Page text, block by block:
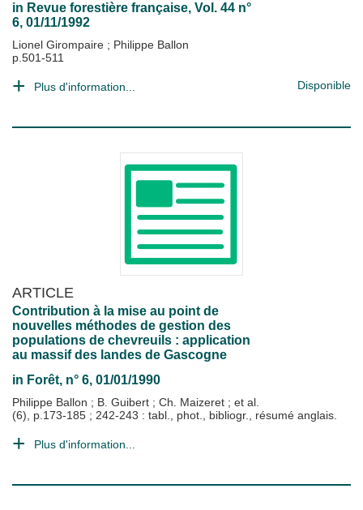
in Revue forestière française, Vol. 44 n°
6, 01/11/1992
Lionel Girompaire ; Philippe Ballon
p.501-511
Plus d'information... Disponible
ARTICLE
Contribution à la mise au point de
nouvelles méthodes de gestion des
populations de chevreuils : application
au massif des landes de Gascogne
in Forêt, n° 6, 01/01/1990
Philippe Ballon ; B. Guibert ; Ch. Maizeret ; et al.
(6), p.173-185 ; 242-243 : tabl., phot., bibliogr., résumé anglais.
Plus d'information...